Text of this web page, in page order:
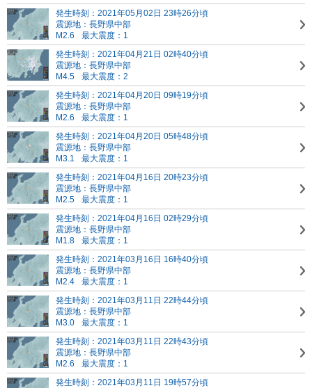
発生時刻：2021年05月02日 23時26分頃
震源地：長野県中部
M2.6
最大震度：1
発生時刻：2021年04月21日 02時40分頃
震源地：長野県中部
M4.5
最大震度：2
発生時刻：2021年04月20日 09時19分頃
震源地：長野県中部
M2.6
最大震度：1
発生時刻：2021年04月20日 05時48分頃
震源地：長野県中部
M3.1
最大震度：1
発生時刻：2021年04月16日 20時23分頃
震源地：長野県中部
M2.5
最大震度：1
発生時刻：2021年04月16日 02時29分頃
震源地：長野県中部
M1.8
最大震度：1
発生時刻：2021年03月16日 16時40分頃
震源地：長野県中部
M2.4
最大震度：1
発生時刻：2021年03月11日 22時44分頃
震源地：長野県中部
M3.0
最大震度：1
発生時刻：2021年03月11日 22時43分頃
震源地：長野県中部
M2.6
最大震度：1
発生時刻：2021年03月11日 19時57分頃